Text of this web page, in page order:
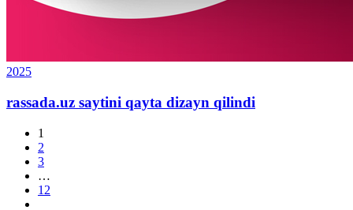
2025
rassada.uz saytini qayta dizayn qilindi
1
2
3
…
12